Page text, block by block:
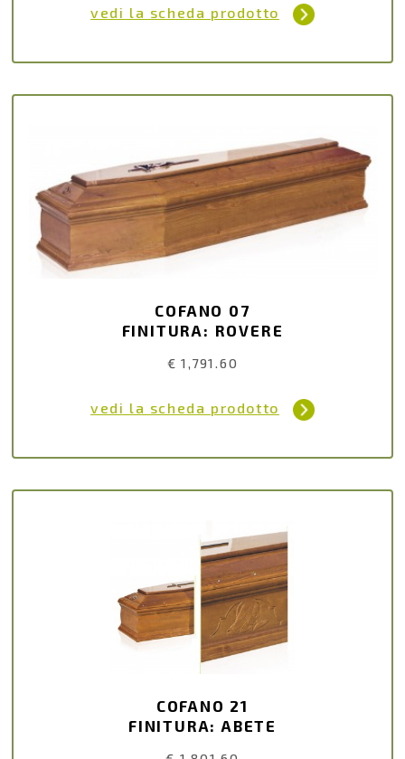
vedi la scheda prodotto
COFANO 07
FINITURA: ROVERE
€ 1,791.60
vedi la scheda prodotto
COFANO 21
FINITURA: ABETE